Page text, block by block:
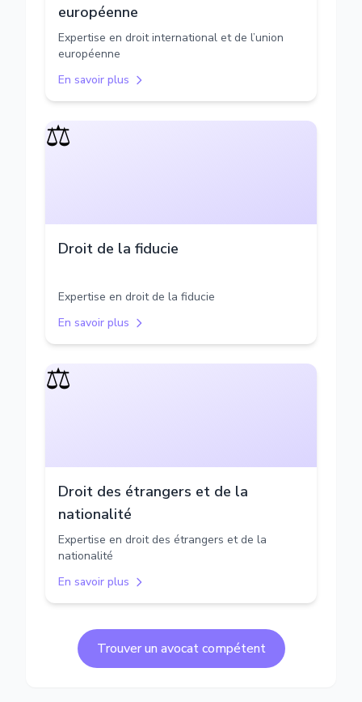
européenne
Expertise en droit international et de l’union
européenne
En savoir plus
⚖️
Droit de la fiducie
Expertise en droit de la fiducie
En savoir plus
⚖️
Droit des étrangers et de la
nationalité
Expertise en droit des étrangers et de la
nationalité
En savoir plus
Trouver un avocat compétent